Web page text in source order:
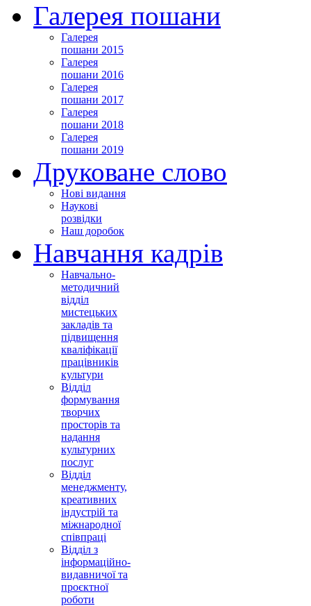
Галерея пошани
Галерея
пошани 2015
Галерея
пошани 2016
Галерея
пошани 2017
Галерея
пошани 2018
Галерея
пошани 2019
Друковане слово
Нові видання
Наукові
розвідки
Наш доробок
Навчання кадрів
Навчально-
методичний
відділ
мистецьких
закладів та
підвищення
кваліфікації
працівників
культури
Відділ
формування
творчих
просторів та
надання
культурних
послуг
Відділ
менеджменту,
креативних
індустрій та
міжнародної
співпраці
Відділ з
інформаційно-
видавничої та
проєктної
роботи